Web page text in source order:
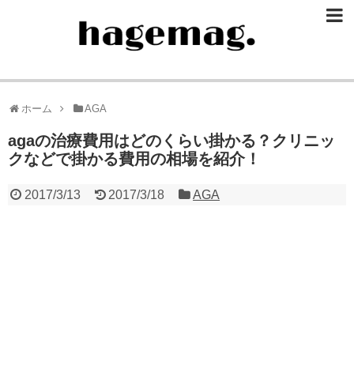
ホーム AGA
agaの治療費用はどのくらい掛かる？クリニッ
クなどで掛かる費用の相場を紹介！
2017/3/13 2017/3/18 AGA